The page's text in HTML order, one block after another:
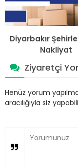
Diyarbakır
Nakliyat
Ziyaretçi
Henüz yorum
aracılığıyla siz